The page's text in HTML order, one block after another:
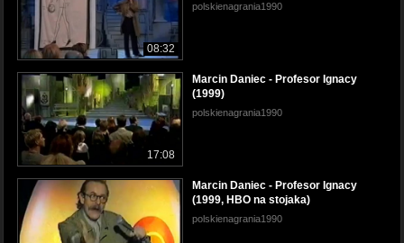
08:32
polskienagrania1990
17:08
Marcin Daniec - Profesor Ignacy
(1999)
polskienagrania1990
Marcin Daniec - Profesor Ignacy
(1999, HBO na stojaka)
polskienagrania1990